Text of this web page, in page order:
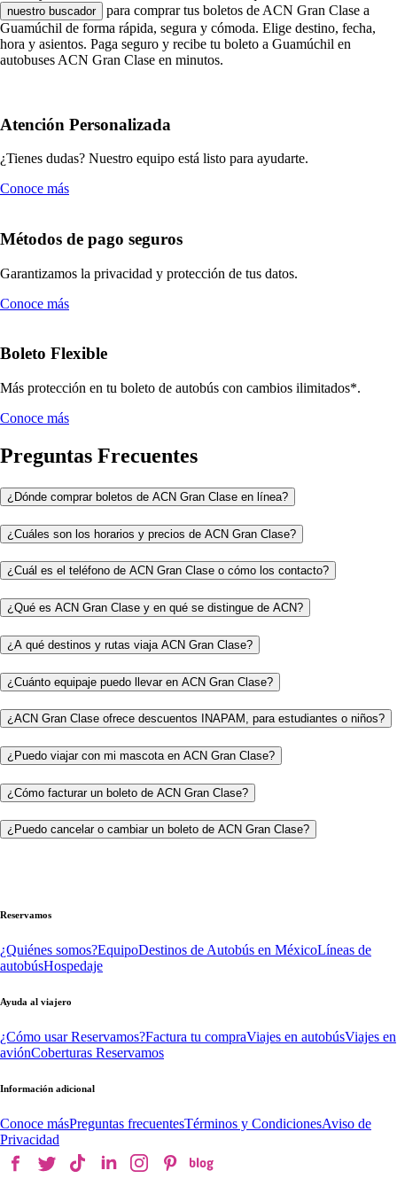
nuestro buscador
para comprar tus boletos de ACN Gran Clase a
Guamúchil de forma rápida, segura y cómoda. Elige destino, fecha,
hora y asientos. Paga seguro y recibe tu boleto a Guamúchil en
autobuses ACN Gran Clase en minutos.
Atención Personalizada
¿Tienes dudas? Nuestro equipo está listo para ayudarte.
Conoce más
Métodos de pago seguros
Garantizamos la privacidad y protección de tus datos.
Conoce más
Boleto Flexible
Más protección en tu boleto de autobús con cambios ilimitados*.
Conoce más
Preguntas Frecuentes
¿Dónde comprar boletos de ACN Gran Clase en línea?
¿Cuáles son los horarios y precios de ACN Gran Clase?
¿Cuál es el teléfono de ACN Gran Clase o cómo los contacto?
¿Qué es ACN Gran Clase y en qué se distingue de ACN?
¿A qué destinos y rutas viaja ACN Gran Clase?
¿Cuánto equipaje puedo llevar en ACN Gran Clase?
¿ACN Gran Clase ofrece descuentos INAPAM, para estudiantes o niños?
¿Puedo viajar con mi mascota en ACN Gran Clase?
¿Cómo facturar un boleto de ACN Gran Clase?
¿Puedo cancelar o cambiar un boleto de ACN Gran Clase?
Reservamos
¿Quiénes somos?EquipoDestinos de Autobús en MéxicoLíneas de
autobúsHospedaje
Ayuda al viajero
¿Cómo usar Reservamos?Factura tu compraViajes en autobúsViajes en
aviónCoberturas Reservamos
Información adicional
Conoce másPreguntas frecuentesTérminos y CondicionesAviso de
Privacidad